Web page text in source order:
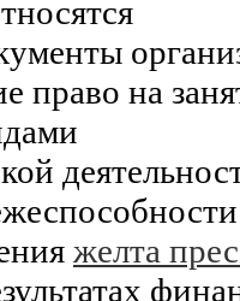
право на
желта